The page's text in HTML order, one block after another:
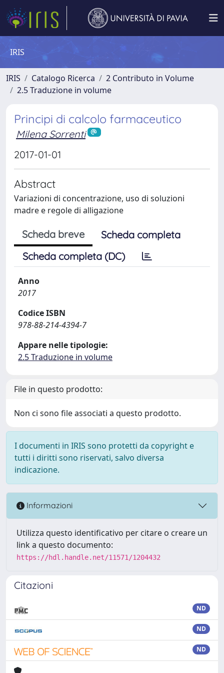
IRIS
IRIS Catalogo Ricerca
2 Contributo in Volume
2.5 Traduzione in volume
Principi di calcolo farmaceutico
Milena Sorrenti
2017-01-01
Abstract
Variazioni di concentrazione, uso di soluzioni
madre e regole di alligazione
Scheda breve
Scheda completa
Scheda completa (DC)
Anno
2017
Codice ISBN
978-88-214-4394-7
Appare nelle tipologie:
2.5 Traduzione in volume
File in questo prodotto:
Non ci sono file associati a questo prodotto.
I documenti in IRIS sono protetti da copyright e
tutti i diritti sono riservati, salvo diversa
indicazione.
Informazioni
Utilizza questo identificativo per citare o creare un
link a questo documento:
https://hdl.handle.net/11571/1204432
Citazioni
ND
ND
ND